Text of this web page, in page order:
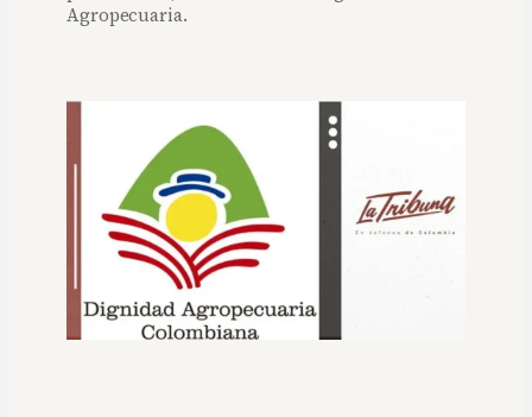
Agropecuaria.